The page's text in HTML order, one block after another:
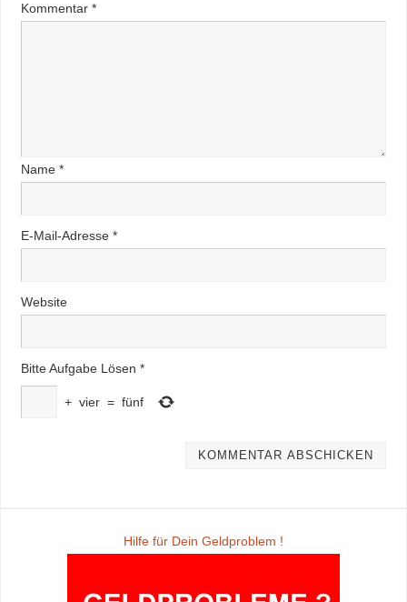
Kommentar *
Name *
E-Mail-Adresse *
Website
Bitte Aufgabe Lösen *
+ vier = fünf
Hilfe für Dein Geldproblem !